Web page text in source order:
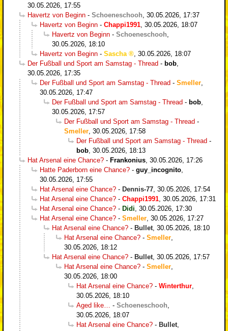
30.05.2026, 17:55
Havertz von Beginn - Schoeneschooh 30.05.2026, 17:37
Havertz von Beginn - Chappi1991 30.05.2026, 18:07
Havertz von Beginn - Schoeneschooh
30.05.2026, 18:10
Havertz von Beginn - Sascha
30.05.2026, 18:07
Der Fußball und Sport am Samstag - Thread - bob
30.05.2026, 17:35
Der Fußball und Sport am Samstag - Thread - Smeller
30.05.2026, 17:47
Der Fußball und Sport am Samstag - Thread - bob
30.05.2026, 17:57
Der Fußball und Sport am Samstag - Thread -
Smeller 30.05.2026, 17:58
Der Fußball und Sport am Samstag - Thread -
bob 30.05.2026, 18:13
Hat Arsenal eine Chance? - Frankonius 30.05.2026, 17:26
Hatte Paderborn eine Chance? - guy_incognito
30.05.2026, 17:55
Hat Arsenal eine Chance? - Dennis-77 30.05.2026, 17:54
Hat Arsenal eine Chance? - Chappi1991 30.05.2026, 17:31
Hat Arsenal eine Chance? - Didi 30.05.2026, 17:30
Hat Arsenal eine Chance? - Smeller 30.05.2026, 17:27
Hat Arsenal eine Chance? - Bullet 30.05.2026, 18:10
Hat Arsenal eine Chance? - Smeller
30.05.2026, 18:12
Hat Arsenal eine Chance? - Bullet 30.05.2026, 17:57
Hat Arsenal eine Chance? - Smeller
30.05.2026, 18:00
Hat Arsenal eine Chance? - Winterthur
30.05.2026, 18:10
Aged like…
- Schoeneschooh
30.05.2026, 18:07
Hat Arsenal eine Chance? - Bullet